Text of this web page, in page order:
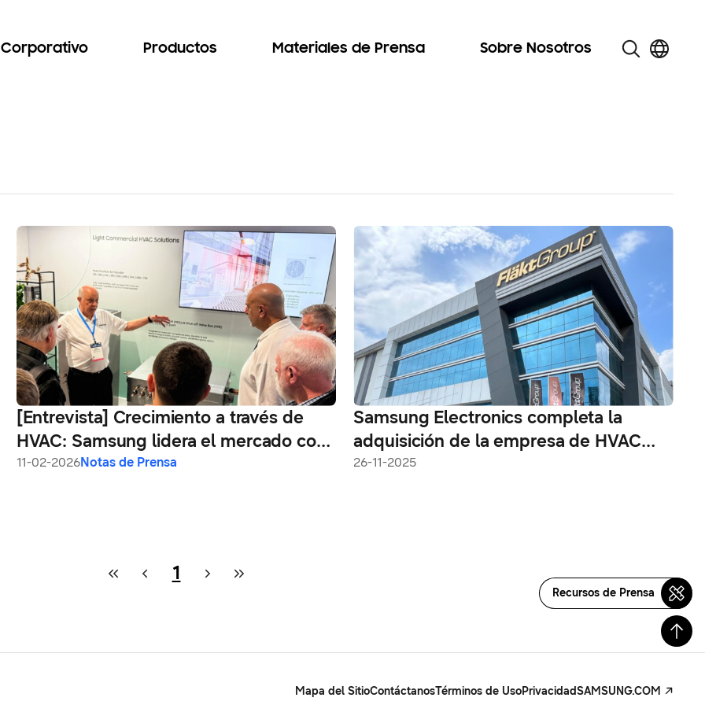
Corporativo Productos Materiales de Prensa Sobre Nosotros
[Entrevista] Crecimiento a través de
HVAC: Samsung lidera el mercado con
IA y soluciones hiperconectadas
11-02-2026Notas de Prensa
Samsung Electronics completa la
adquisición de la empresa de HVAC
FläktGroup
26-11-2025
1
Recursos de Prensa
Mapa del SitioContáctanosTérminos de UsoPrivacidadSAMSUNG.COM